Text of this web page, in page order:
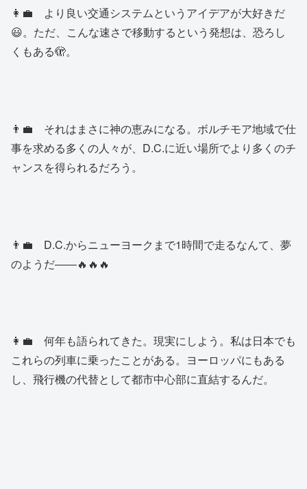
👩‍💼 より良い交通システムというアイデアが大好きだ
😃。ただ、こんな速さで移動するという発想は、恐ろし
くもある🫣。
👨‍💼 それはまさに神の恵みになる。ボルチモア地域で仕
事を求める多くの人々が、D.C.に近い場所でより多くのチ
ャンスを得られるだろう。
👨‍💼 D.C.からニューヨークまで1時間で走るなんて、夢
のようだ――🔥🔥🔥
👩‍💼 何年も語られてきた。現実にしよう。私は日本でも
これらの列車に乗ったことがある。ヨーロッパにもある
し、飛行機の代替として都市中心部に直結するんだ。